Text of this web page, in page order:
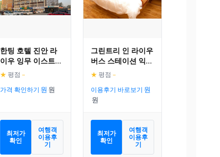
한팅 호텔 진안 라
이우 잉무 이스트
스트리트
★ 평점 –
가격 확인하기
최저가
확인
여행객
이용후
기
그린트리 인 라이우
버스 스테이션 익스
프레스 호텔
★ 평점 –
이용후기 바로보기
최저가
확인
여행객
이용후
기